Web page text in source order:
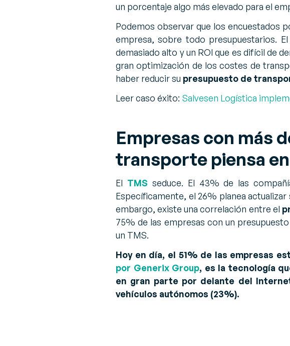
un porcentaje algo más elevado para el
Podemos observar que los encuestados
empresa, sobre todo presupuestarios.
demasiado alto y un ROI que es difícil de
gran optimización de los costes de
haber reducir su presupuesto de
Leer caso éxito: Salvesen Logística
Empresas con más
transporte piensa
El TMS seduce. El 43% de las
Específicamente, el 26% planea
embargo, existe una correlación entre el
75% de las empresas con un
un TMS.
Hoy en día, el 51% de las empresas
por Generix Group, es la tecnología
en gran parte por delante del
vehículos autónomos (23%).